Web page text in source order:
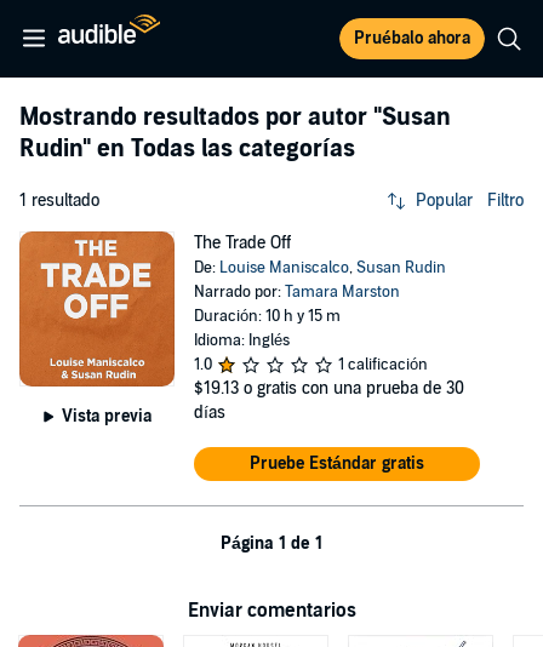
Pruébalo ahora
Mostrando resultados por autor "Susan
Rudin" en Todas las categorías
1 resultado Popular Filtro
Vista previa
The Trade Off
De: Louise Maniscalco,Susan Rudin
Narrado por:Tamara Marston
Duración: 10 h y 15 m
Idioma: Inglés
1.0
1 calificación
$19.13 o gratis con una prueba de 30
días
Pruebe Estándar gratis
Página 1 de 1
Enviar comentarios